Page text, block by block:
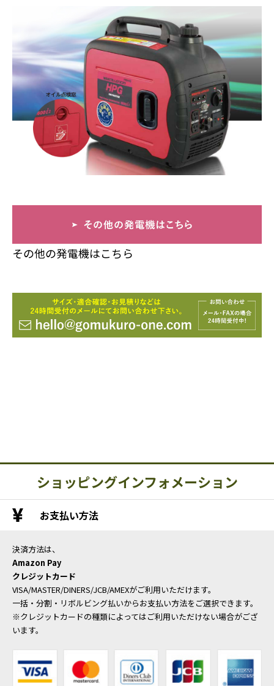
その他の発電機はこちら
ショッピングインフォメーション
お支払い方法
決済方法は、
Amazon Pay
クレジットカード
VISA/MASTER/DINERS/JCB/AMEXがご利用いただけます。
一括・分割・リボルビング払いからお支払い方法をご選択できます。
※クレジットカードの種類によってはご利用いただけない場合がござ
います。